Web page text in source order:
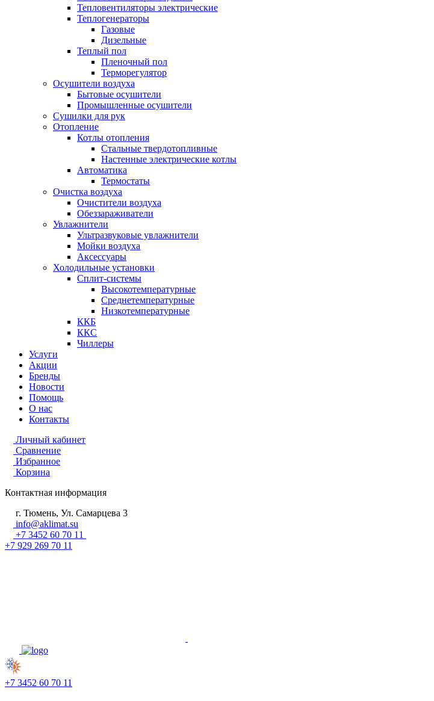
Тепловентиляторы электрические
Теплогенераторы
Газовые
Дизельные
Теплый пол
Пленочный пол
Терморегулятор
Осушители воздуха
Бытовые осушители
Промышленные осушители
Сушилки для рук
Отопление
Котлы отопления
Стальные твердотопливные
Настенные электрические котлы
Автоматика
Термостаты
Очистка воздуха
Очистители воздуха
Обеззараживатели
Увлажнители
Ультразвуковые увлажнители
Мойки воздуха
Аксессуары
Холодильные установки
Сплит-системы
Высокотемпературные
Среднетемпературные
Низкотемпературные
ККБ
ККС
Чиллеры
Услуги
Акции
Бренды
Новости
Помощь
О нас
Контакты
Личный кабинет
Сравнение
Избранное
Корзина
Контактная информация
г. Тюмень, Ул. Самарцева 3
info@aklimat.su
+7 3452 60 70 11
+7 929 269 70 11
+7 3452 60 70 11